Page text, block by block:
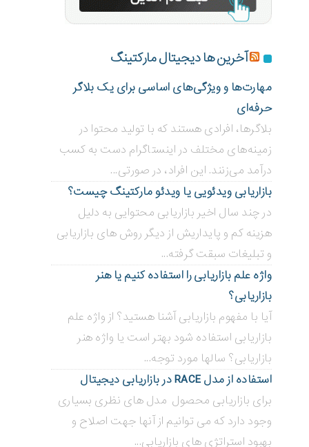
آخرین ها دیجیتال مارکتینگ
مهارت‌ها و ویژگی‌های اساسی برای یک بلاگر
حرفه‌ای
بلاگر‌ها، افرادی هستند که با تولید محتوا در
زمینه‌های مختلف در اینستاگرام دست به کسب
درآمد می‌زنند. این افراد، در صورتی...
بازاریابی ویدئویی ‌یا ویدئو مارکتینگ چیست؟
در چند سال اخیر بازاریابی محتوایی به دلیل
هزینه کم و پایداریش از دیگر روش های بازاریابی
و تبلیغات سبقت گرفته...
واژه علم بازاریابی را استفاده کنیم یا هنر
بازاریابی؟
آیا با مفهوم بازاریابی آشنا هستید؟ از واژه علم
بازاریابی استفاده شود بهتر است یا واژه هنر
بازاریابی؟ سالها مورد توجه...
استفاده از مدل RACE در بازاریابی دیجیتال
برای بازاریابی محصول مدل های نظری بسیاری
وجود دارد که می توانیم از آنها جهت اصلاح و
بهبود استراتژی های بازاریابی...